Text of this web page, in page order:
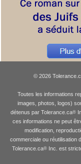
© 2026
Toutes les informations
images, photos, logos)
détenus par Tolerance.ca®
ces informations ne peut
modification,
commerciale ou réutilisation
Tolerance.ca® Inc. est